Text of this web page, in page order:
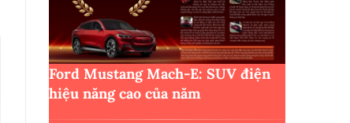
Ford Mustang Mach-E: SUV điện
hiệu năng cao của năm